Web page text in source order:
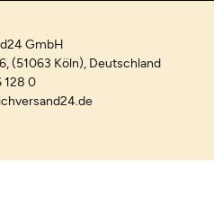
GmbH
(51063 Köln), Deutschland
128 0